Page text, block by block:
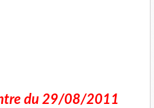
du 29/08/2011